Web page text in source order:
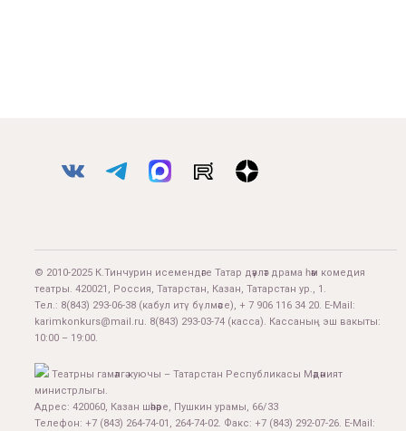
© 2010-2025 К.Тинчурин исемендәге Татар дәүләт драма һәм комедия
театры. 420021, Россия, Татарстан, Казан, Татарстан ур., 1.
Тел.: 8(843) 293-06-38 (кабул итү бүлмәсе), + 7 906 116 34 20. E-Mail:
karimkonkurs@mail.ru. 8(843) 293-03-74 (касса). Кассаның эш вакыты:
10:00 – 19:00.
Театрны гамәлгә куючы – Татарстан Республикасы Мәдәният
министрлыгы.
Адрес: 420060, Казан шәһәре, Пушкин урамы, 66/33
Телефон: +7 (843) 264-74-01, 264-74-02. Факс: +7 (843) 292-07-26. E-Mail: